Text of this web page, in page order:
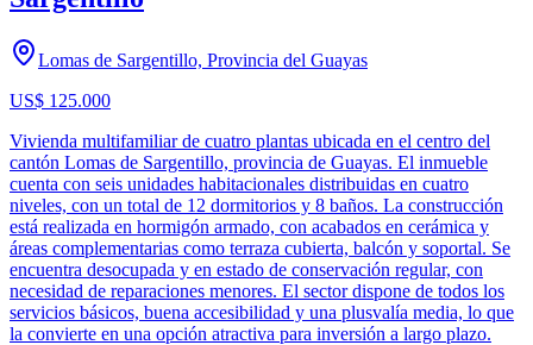
Lomas de Sargentillo, Provincia del Guayas
US$ 125.000
Vivienda multifamiliar de cuatro plantas ubicada en el centro del
cantón Lomas de Sargentillo, provincia de Guayas. El inmueble
cuenta con seis unidades habitacionales distribuidas en cuatro
niveles, con un total de 12 dormitorios y 8 baños. La construcción
está realizada en hormigón armado, con acabados en cerámica y
áreas complementarias como terraza cubierta, balcón y soportal. Se
encuentra desocupada y en estado de conservación regular, con
necesidad de reparaciones menores. El sector dispone de todos los
servicios básicos, buena accesibilidad y una plusvalía media, lo que
la convierte en una opción atractiva para inversión a largo plazo.